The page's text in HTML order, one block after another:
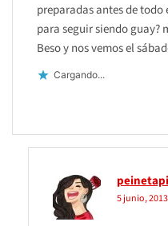
preparadas antes de
para seguir siendo guay?
Beso y nos vemos el
Cargando...
5 junio,